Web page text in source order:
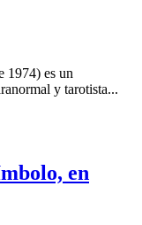
1974) es un
y tarotista...
en